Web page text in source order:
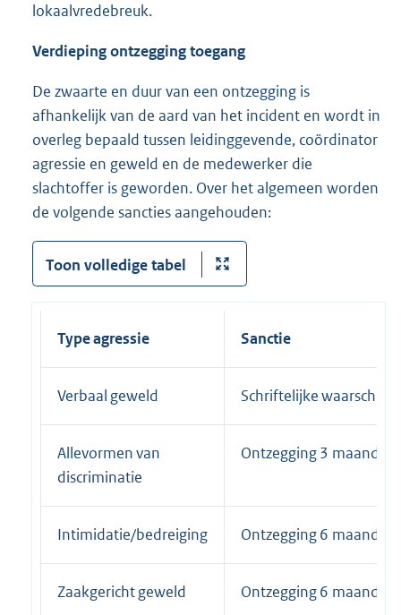
lokaalvredebreuk.
Verdieping ontzegging toegang
De zwaarte en duur van een ontzegging is
afhankelijk van de aard van het incident en wordt in
overleg bepaald tussen leidinggevende, coördinator
agressie en geweld en de medewerker die
slachtoffer is geworden. Over het algemeen worden
de volgende sancties aangehouden:
Toon volledige tabel
Type agressie Sanctie
Verbaal geweld Schriftelijke
Allevormen van
discriminatie
Ontzegging 3 maanden
Intimidatie/bedreiging Ontzegging 6 maanden
Zaakgericht geweld Ontzegging 6 maanden